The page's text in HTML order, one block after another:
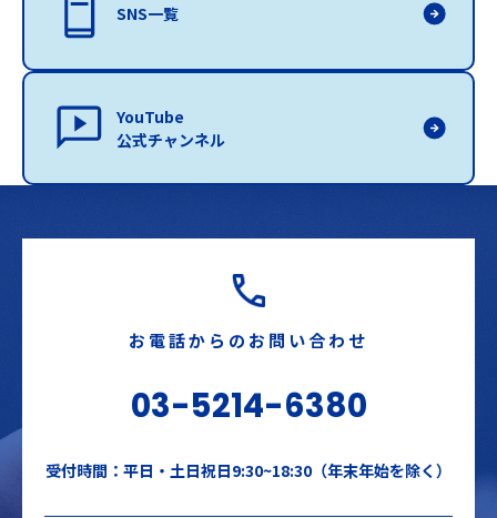
SNS一覧
YouTube
公式チャンネル
お電話からのお問い合わせ
03-5214-6380
受付時間：平日・土日祝日9:30~18:30（年末年始を除く）